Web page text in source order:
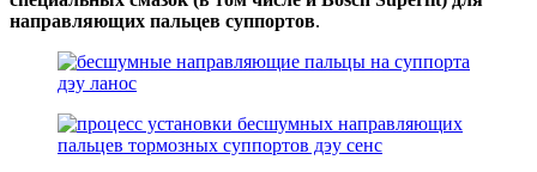
направляющих пальцев суппортов.